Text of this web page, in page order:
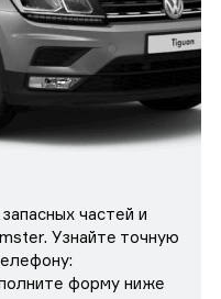
частей и
Узнайте точную
форму ниже